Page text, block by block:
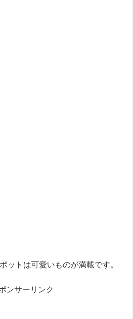
ットは可愛いものが満載です。
ンサーリンク